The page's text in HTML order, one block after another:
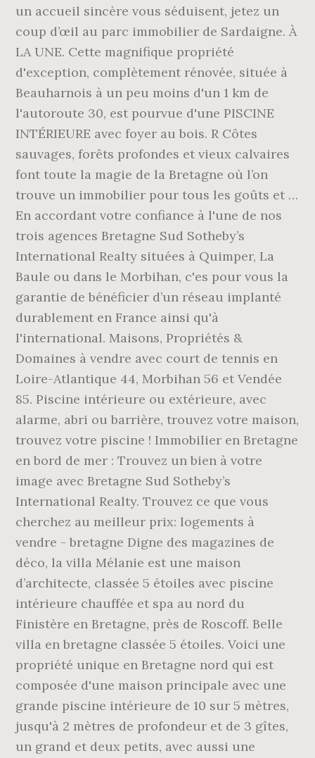
un accueil sincère vous séduisent, jetez un
coup d’œil au parc immobilier de Sardaigne. À
LA UNE. Cette magnifique propriété
d'exception, complètement rénovée, située à
Beauharnois à un peu moins d'un 1 km de
l'autoroute 30, est pourvue d'une PISCINE
INTÉRIEURE avec foyer au bois. R Côtes
sauvages, forêts profondes et vieux calvaires
font toute la magie de la Bretagne où l’on
trouve un immobilier pour tous les goûts et …
En accordant votre confiance à l'une de nos
trois agences Bretagne Sud Sotheby’s
International Realty situées à Quimper, La
Baule ou dans le Morbihan, c'es pour vous la
garantie de bénéficier d’un réseau implanté
durablement en France ainsi qu'à
l'international. Maisons, Propriétés &
Domaines à vendre avec court de tennis en
Loire-Atlantique 44, Morbihan 56 et Vendée
85. Piscine intérieure ou extérieure, avec
alarme, abri ou barrière, trouvez votre maison,
trouvez votre piscine ! Immobilier en Bretagne
en bord de mer : Trouvez un bien à votre
image avec Bretagne Sud Sotheby’s
International Realty. Trouvez ce que vous
cherchez au meilleur prix: logements à
vendre - bretagne Digne des magazines de
déco, la villa Mélanie est une maison
d’architecte, classée 5 étoiles avec piscine
intérieure chauffée et spa au nord du
Finistère en Bretagne, près de Roscoff. Belle
villa en bretagne classée 5 étoiles. Voici une
propriété unique en Bretagne nord qui est
composée d'une maison principale avec une
grande piscine intérieure de 10 sur 5 mètres,
jusqu'à 2 mètres de profondeur et de 3 gîtes,
un grand et deux petits, avec aussi une